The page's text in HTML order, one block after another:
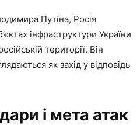
Путіна, Росія
інфраструктури України
території. Він
як захід у відповідь
і мета атак